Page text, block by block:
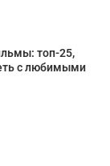
топ-25,
с любимыми